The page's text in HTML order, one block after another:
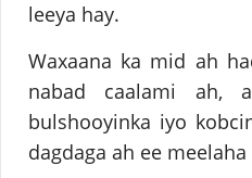
leeya hay.
Waxaana ka mid ah
nabad caalami ah,
bulshooyinka iyo
dagdaga ah ee